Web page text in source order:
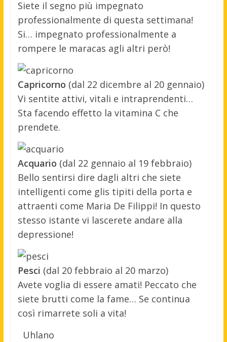
Siete il segno più impegnato
professionalmente di questa settimana!
Si… impegnato professionalmente a
rompere le maracas agli altri però!
Capricorno (dal 22 dicembre al 20 gennaio)
Vi sentite attivi, vitali e intraprendenti…
Sta facendo effetto la vitamina C che
prendete.
Acquario (dal 22 gennaio al 19 febbraio)
Bello sentirsi dire dagli altri che siete
intelligenti come glis tipiti della porta e
attraenti come Maria De Filippi! In questo
stesso istante vi lascerete andare alla
depressione!
Pesci (dal 20 febbraio al 20 marzo)
Avete voglia di essere amati! Peccato che
siete brutti come la fame… Se continua
così rimarrete soli a vita!
Uhlano